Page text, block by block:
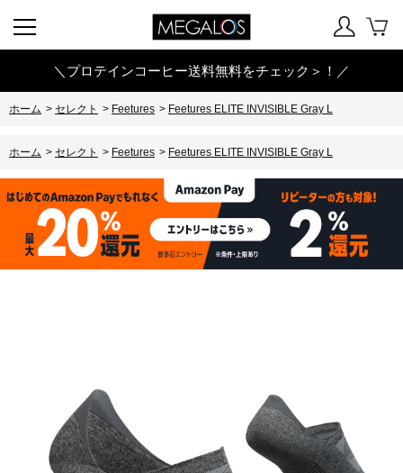
＼プロテインコーヒー送料無料をチェック＞！／
ホーム > セレクト > Feetures > Feetures ELITE INVISIBLE Gray L
ホーム > セレクト > Feetures > Feetures ELITE INVISIBLE Gray L